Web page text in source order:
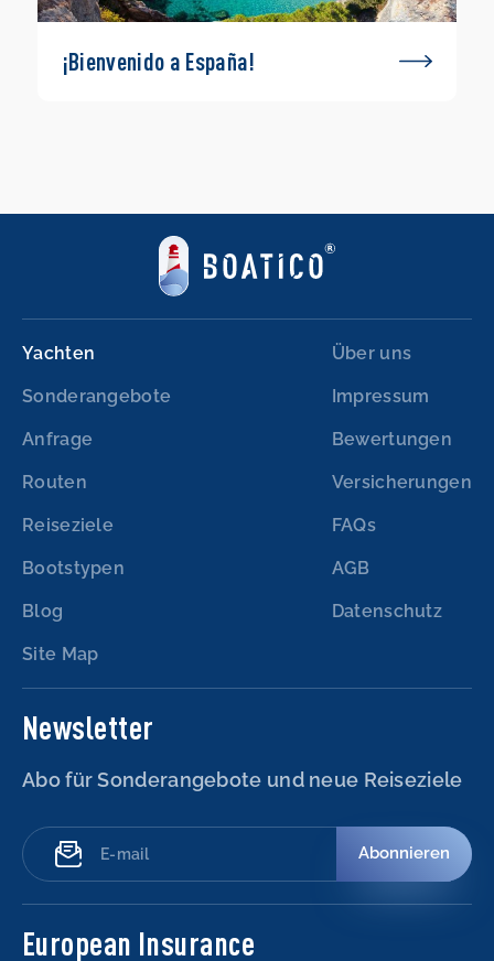
¡Bienvenido a España!
Yachten
Sonderangebote
Anfrage
Routen
Reiseziele
Bootstypen
Blog
Site Map
Über uns
Impressum
Bewertungen
Versicherungen
FAQs
AGB
Datenschutz
Newsletter
Abo für Sonderangebote und neue Reiseziele
Abonnieren
European Insurance